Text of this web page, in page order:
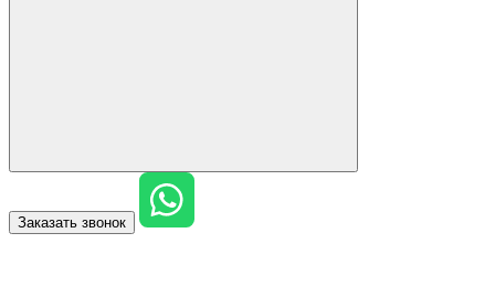
Заказать звонок